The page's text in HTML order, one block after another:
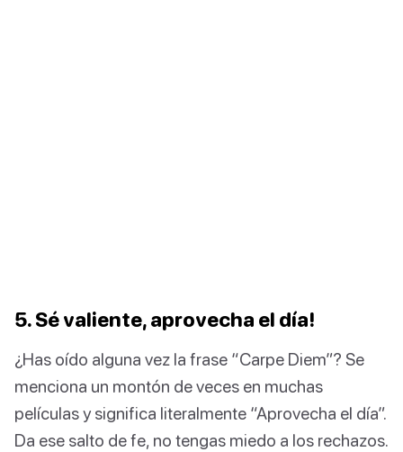
5. Sé valiente, aprovecha el día!
¿Has oído alguna vez la frase “Carpe Diem”? Se
menciona un montón de veces en muchas
películas y significa literalmente “Aprovecha el día”.
Da ese salto de fe, no tengas miedo a los rechazos.